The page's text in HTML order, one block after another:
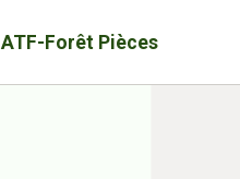
ATF-Forêt Pièces